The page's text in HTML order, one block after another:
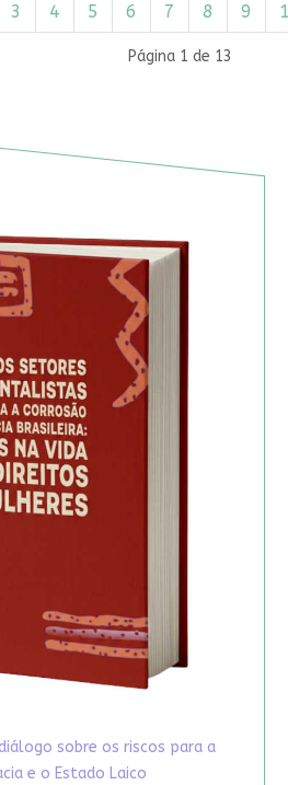
Página 1 de 13
3 4 5 6 7 8 9
sobre os riscos para a
e o Estado Laico